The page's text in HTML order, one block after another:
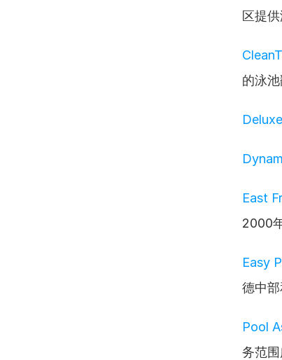
区提
的泳池
East
2000
Easy
德中部
Pool
务范围